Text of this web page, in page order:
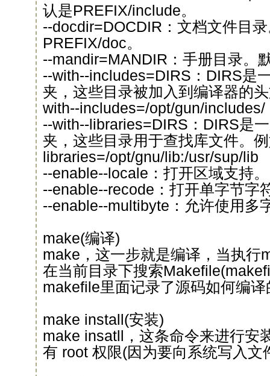
认是PREFIX/include。
--docdir=DOCDIR：文档文件目
PREFIX/doc。
--mandir=MANDIR：手册目录。
--with--includes=DIRS：DIRS是
夹，这些目录被加入到编译器的
with--includes=/opt/gun/includes/
--with--libraries=DIRS：DIRS是
夹，这些目录用于查找库文件。
libraries=/opt/gnu/lib:/usr/sup/lib
--enable--locale：打开区域支持。
--enable--recode：打开单字节字
--enable--multibyte：允许使用多
make(编译)
make，这一步就是编译，当执行
在当前目录下搜索
makefile里面记录了源码如何编
make install(安装)
make insatll，这条命令来进行安
有 root 权限(因为要向系统写入文